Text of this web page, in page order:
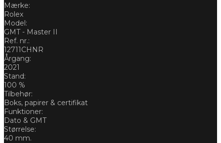
Mærke:
Rolex
Model:
GMT - Master II
Ref. nr.:
12711CHNR
Årgang:
2021
Stand:
100 %
Tilbehør:
Boks, papirer & certifikat
Funktioner:
Dato & GMT
Størrelse:
40 mm.